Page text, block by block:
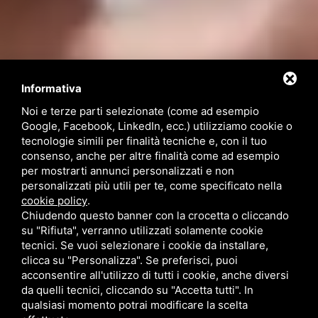
Informativa
Noi e terze parti selezionate (come ad esempio
Google, Facebook, LinkedIn, ecc.) utilizziamo cookie o
tecnologie simili per finalità tecniche e, con il tuo
consenso, anche per altre finalità come ad esempio
per mostrarti annunci personalizzati e non
personalizzati più utili per te, come specificato nella
cookie policy.
Chiudendo questo banner con la crocetta o cliccando
su "Rifiuta", verranno utilizzati solamente cookie
tecnici. Se vuoi selezionare i cookie da installare,
clicca su "Personalizza". Se preferisci, puoi
acconsentire all'utilizzo di tutti i cookie, anche diversi
da quelli tecnici, cliccando su "Accetta tutti". In
qualsiasi momento potrai modificare la scelta
Contattaci
Via Quinto Bucci, 205, 47521 Cesena (FC)
+39 0543 31536
+39 320 6635083
info@amiciziaeamore.it
Links
Chi siamo
Crea il tuo profilo
Franchising
Annunci
Blog
Contatti
Follow Us